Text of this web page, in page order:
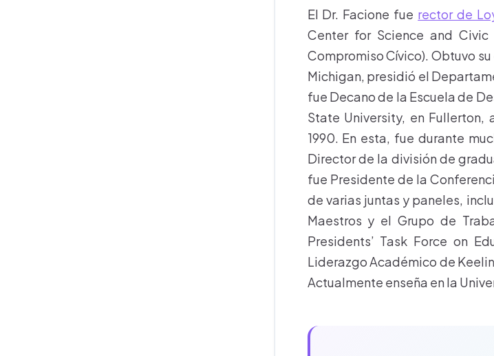
El Dr. Facione fue rector de
Center for Science and
Compromiso Cívico). Obtuvo
Michigan, presidió el
fue Decano de la Escuela de
State University, en
1990. En esta, fue durante
Director de la división de
fue Presidente de la
de varias juntas y paneles,
Maestros y el Grupo de
Presidents’ Task Force on
Liderazgo Académico de
Actualmente enseña en la